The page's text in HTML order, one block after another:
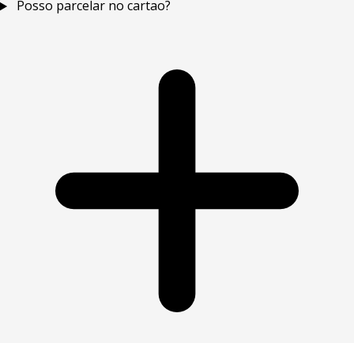
Posso parcelar no cartao?